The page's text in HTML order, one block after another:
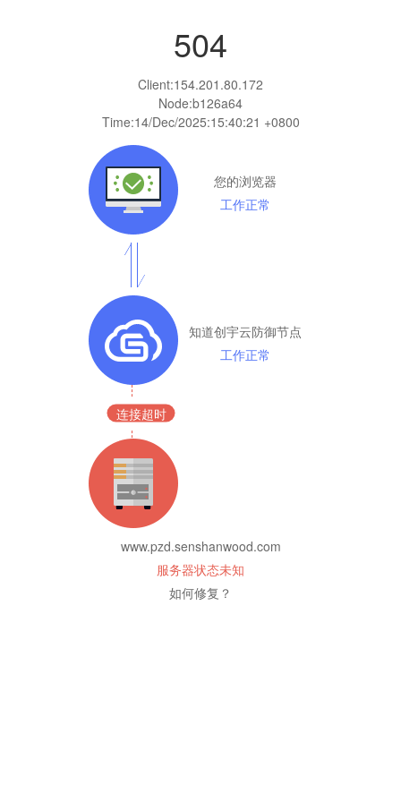
504
Client:154.201.80.172
Node:b126a64
Time:14/Dec/2025:15:40:21 +0800
您的浏览器
工作正常
知道创宇云防御节点
工作正常
连接超时
www.pzd.senshanwood.com
服务器状态未知
如何修复？